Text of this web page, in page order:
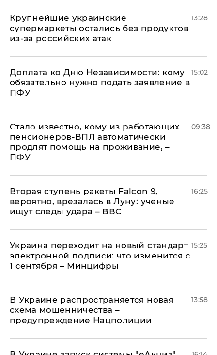
Крупнейшие украинские
супермаркеты остались без продуктов
из-за российских атак
13:28
Доплата ко Дню Независимости: кому
обязательно нужно подать заявление в
ПФУ
15:02
Стало известно, кому из работающих
пенсионеров-ВПЛ автоматически
продлят помощь на проживание, –
ПФУ
09:38
Вторая ступень ракеты Falcon 9,
вероятно, врезалась в Луну: ученые
ищут следы удара – ВВС
16:25
Украина переходит на новый стандарт
электронной подписи: что изменится с
1 сентября – Минцифры
15:25
В Украине распространяется новая
схема мошенничества –
предупреждение Нацполиции
13:58